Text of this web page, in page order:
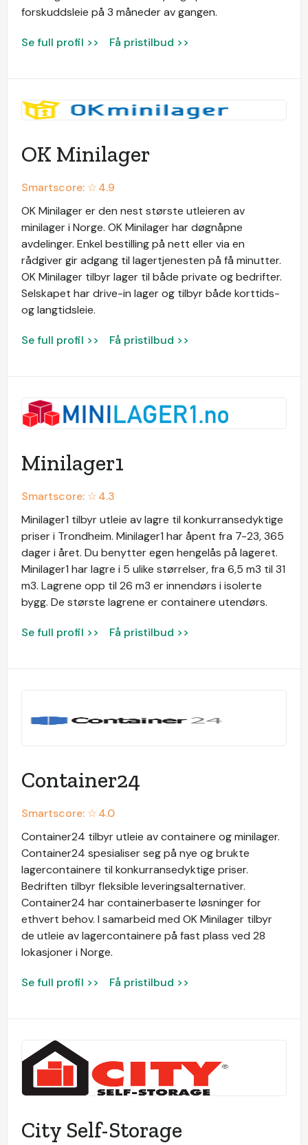
forskuddsleie på 3 måneder av gangen.
Se full profil >> Få pristilbud >>
OK Minilager
Smartscore: ☆4.9
OK Minilager er den nest største utleieren av
minilager i Norge. OK Minilager har døgnåpne
avdelinger. Enkel bestilling på nett eller via en
rådgiver gir adgang til lagertjenesten på få minutter.
OK Minilager tilbyr lager til både private og bedrifter.
Selskapet har drive-in lager og tilbyr både korttids-
og langtidsleie.
Se full profil >> Få pristilbud >>
Minilager1
Smartscore: ☆4.3
Minilager1 tilbyr utleie av lagre til konkurransedyktige
priser i Trondheim. Minilager1 har åpent fra 7-23, 365
dager i året. Du benytter egen hengelås på lageret.
Minilager1 har lagre i 5 ulike størrelser, fra 6,5 m3 til 31
m3. Lagrene opp til 26 m3 er innendørs i isolerte
bygg. De største lagrene er containere utendørs.
Se full profil >> Få pristilbud >>
Container24
Smartscore: ☆4.0
Container24 tilbyr utleie av containere og minilager.
Container24 spesialiser seg på nye og brukte
lagercontainere til konkurransedyktige priser.
Bedriften tilbyr fleksible leveringsalternativer.
Container24 har containerbaserte løsninger for
ethvert behov. I samarbeid med OK Minilager tilbyr
de utleie av lagercontainere på fast plass ved 28
lokasjoner i Norge.
Se full profil >> Få pristilbud >>
City Self-Storage